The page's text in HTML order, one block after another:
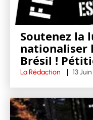
Soutenez la
nationaliser
Brésil !
La Rédaction 13